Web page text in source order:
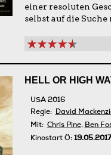
einer resoluten
selbst auf die
HELL OR HIGH
USA 2016
Regie:David
Mit: Chris Pine,Ben
Kinostart Ö: 19.05.2017